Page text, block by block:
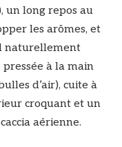
un long repos au
les arômes, et
naturellement
pressée à la main
d’air), cuite à
croquant et un
aérienne.